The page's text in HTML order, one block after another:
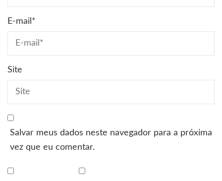
E-mail *
Site
Salvar meus dados neste navegador para a próxima
vez que eu comentar.